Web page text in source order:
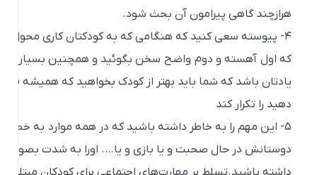
هرازچند گاهی پیرامون آن بحث شود.
۴- پیوسته سعی کنید که هنگامی که به کودکتان کاری محول می
که اول آهسته و دوم واضح سخن بگوئید و همچنین بسیار ساده و
یادتان باشد که شما باید بهتر از کودک بخواهید که همیشه
دهید را تکرار کند
۵- این مهم را به خاطر داشته باشید که در همه موارد به خصوص
دوستانش در حال صحبت و یا بازی و یا…. اورا به شدت بصورت